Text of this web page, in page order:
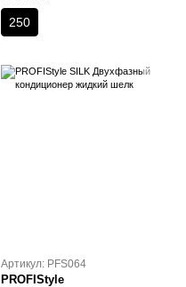
250
Артикул: PFS064
PROFIStyle